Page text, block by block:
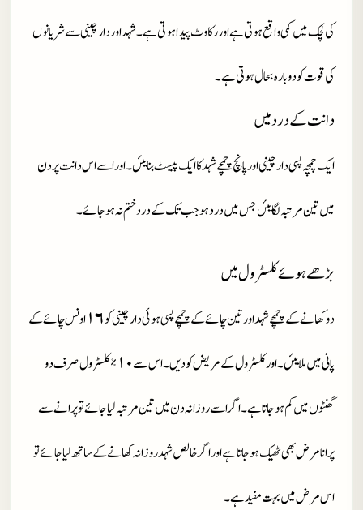
کی لچک میں کمی واقع ہوتی ہے اور رکاوٹ پیدا ہوتی ہے۔شہد اور دارچینی سے شریانوں
کی قوت کو دوبارہ بحال ہوتی ہے۔
دانت کے درد میں
ایک چمچہ پسی دارچینی اور پانچ چمچے شہد کا ایک پیسٹ بنایئں۔ اور اسے اس دانت پر دن
میں تین مرتبہ لگایئں جس میں درد ہو جب تک کے درد ختم نہ ہو جائے۔
بڑھے ہوئے کلسٹرول میں
دو کھانے کے چمچے شہد اور تین چائے کے چمچے پسی ہوئی دارچینی کو ١٦ اونس چائے کے
پانی میں ملایئں۔اور کلسٹرول کے مریض کو دیں۔اس سے ١٠٪ کلسٹرول صرف دو
گھنٹوں میں کم ہو جاتا ہے۔اگر اسے روزانہ دن میں تین مرتبہ لیا جائے تو پرانے سے
پرانا مرض بھی ٹھیک ہو جاتا ہے اور اگر خالص شہد روزانہ کھانے کے ساتھ لیا جائے تو
اس مرض میں بہت مفید ہے۔